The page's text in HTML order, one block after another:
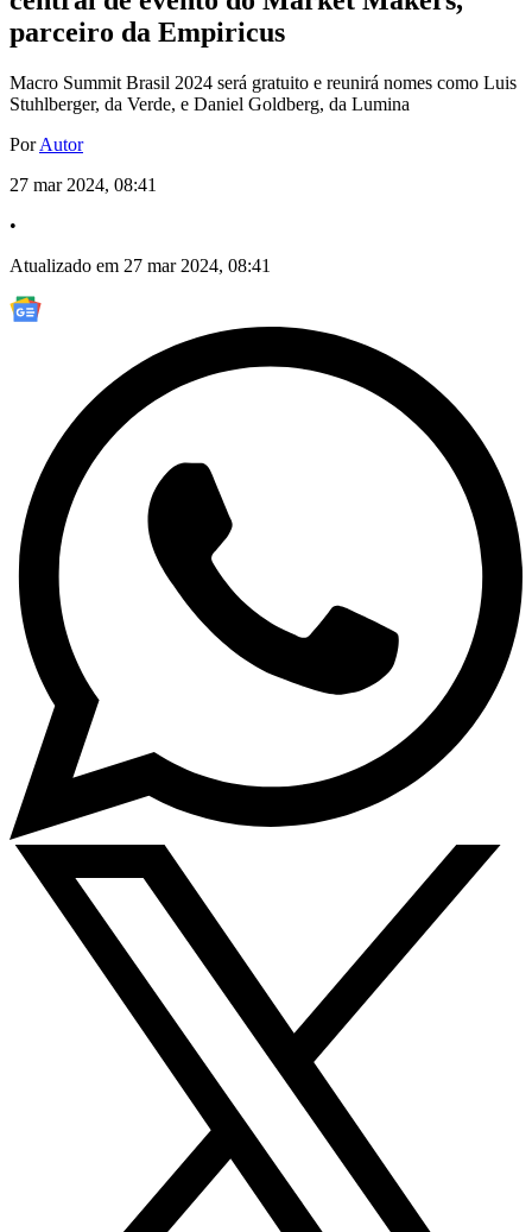
parceiro da Empiricus
Macro Summit Brasil 2024 será gratuito e reunirá nomes como Luis
Stuhlberger, da Verde, e Daniel Goldberg, da Lumina
PorAutor
27 mar 2024, 08:41
•
Atualizado em 27 mar 2024, 08:41